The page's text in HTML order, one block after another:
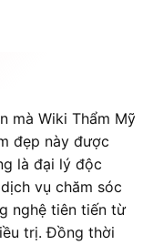
mà Wiki Thẩm Mỹ
đẹp này được
là đại lý độc
vụ chăm sóc
nghệ tiên tiến từ
trị. Đồng thời